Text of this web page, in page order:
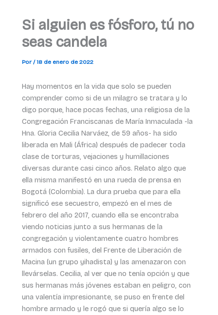
Si alguien es fósforo, tú no
seas candela
Por /18 de enero de 2022
Hay momentos en la vida que solo se pueden
comprender como si de un milagro se tratara y lo
digo porque, hace pocas fechas, una religiosa de la
Congregación Franciscanas de María Inmaculada -la
Hna. Gloria Cecilia Narváez, de 59 años- ha sido
liberada en Mali (África) después de padecer toda
clase de torturas, vejaciones y humillaciones
diversas durante casi cinco años. Relato algo que
ella misma manifestó en una rueda de prensa en
Bogotá (Colombia). La dura prueba que para ella
significó ese secuestro, empezó en el mes de
febrero del año 2017, cuando ella se encontraba
viendo noticias junto a sus hermanas de la
congregación y violentamente cuatro hombres
armados con fusiles, del Frente de Liberación de
Macina (un grupo yihadista) y las amenazaron con
llevárselas. Cecilia, al ver que no tenía opción y que
sus hermanas más jóvenes estaban en peligro, con
una valentía impresionante, se puso en frente del
hombre armado y le rogó que si quería algo se lo